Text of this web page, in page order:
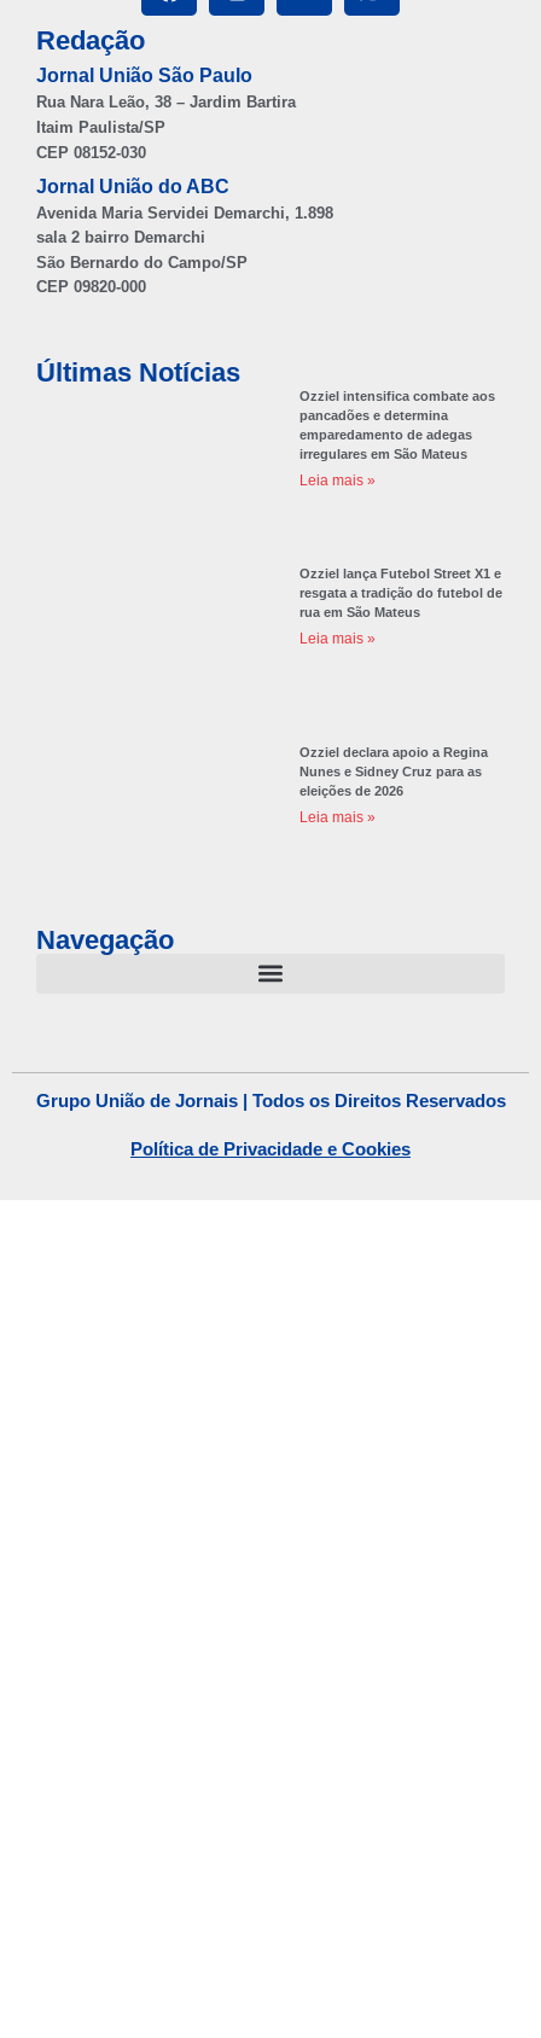
Redação
Jornal União São Paulo
Rua Nara Leão, 38 – Jardim Bartira
Itaim Paulista/SP
CEP 08152-030
Jornal União do ABC
Avenida Maria Servidei Demarchi, 1.898
sala 2 bairro Demarchi
São Bernardo do Campo/SP
CEP 09820-000
Últimas Notícias
Ozziel intensifica combate aos
pancadões e determina
emparedamento de adegas
irregulares em São Mateus
Leia mais »
Ozziel lança Futebol Street X1 e
resgata a tradição do futebol de
rua em São Mateus
Leia mais »
Ozziel declara apoio a Regina
Nunes e Sidney Cruz para as
eleições de 2026
Leia mais »
Navegação
Grupo União de Jornais | Todos os Direitos Reservados
Política de Privacidade e Cookies